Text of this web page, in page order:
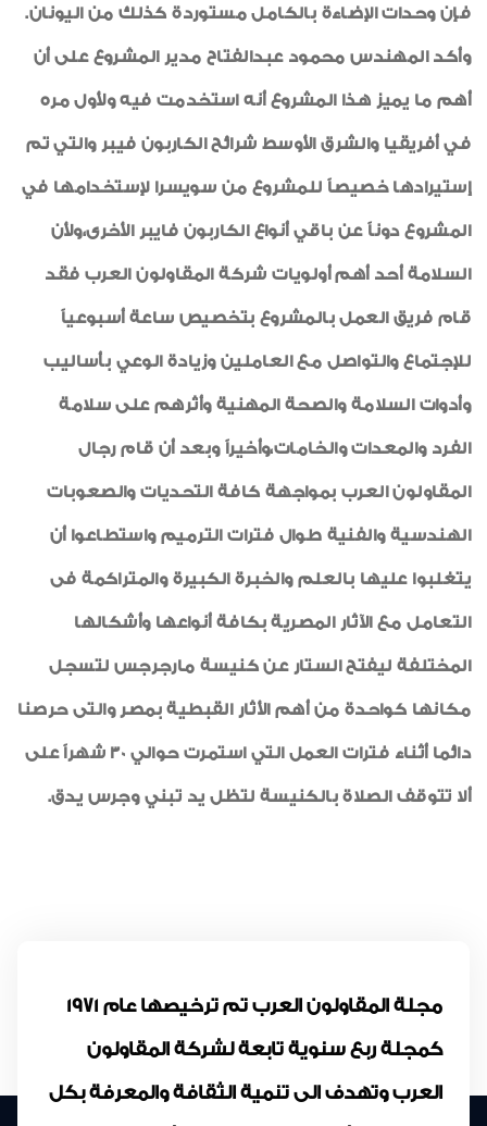
فإن وحدات الإضاءة بالكامل مستوردة كذلك من اليونان.
وأكد المهندس محمود عبدالفتاح مدير المشروع على أن
أهم ما يميز هذا المشروع أنه استخدمت فيه ولأول مره
في أفريقيا والشرق الأوسط شرائح الكاربون فيبر والتي تم
إستيرادها خصيصاً للمشروع من سويسرا لإستخدامها في
المشروع دوناً عن باقي أنواع الكاربون فايبر الأخرى،ولأن
السلامة أحد أهم أولويات شركة المقاولون العرب فقد
قام فريق العمل بالمشروع بتخصيص ساعة أسبوعياً
للإجتماع والتواصل مع العاملين وزيادة الوعي بأساليب
وأدوات السلامة والصحة المهنية وأثرهم على سلامة
الفرد والمعدات والخامات،وأخيراً وبعد أن قام رجال
المقاولون العرب بمواجهة كافة التحديات والصعوبات
الهندسية والفنية طوال فترات الترميم واستطاعوا أن
يتغلبوا عليها بالعلم والخبرة الكبيرة والمتراكمة فى
التعامل مع الآثار المصرية بكافة أنواعها وأشكالها
المختلفة ليفتح الستار عن كنيسة مارجرجس لتسجل
مكانها كواحدة من أهم الأثار القبطية بمصر والتى حرصنا
دائما أثناء فترات العمل التي استمرت حوالي 30 شهراً على
ألا تتوقف الصلاة بالكنيسة لتظل يد تبني وجرس يدق.
مجلة المقاولون العرب تم ترخيصها عام 1971
كمجلة ربع سنوية تابعة لشركة المقاولون
العرب وتهدف الى تنمية الثقافة والمعرفة بكل